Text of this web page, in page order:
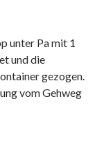
unter Pa mit 1
und die
gezogen.
vom Gehweg